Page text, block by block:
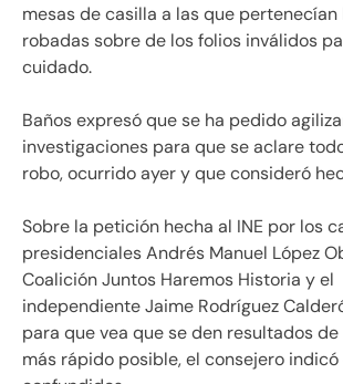
mesas de casilla a las que
robadas sobre de los folios inválidos
cuidado.
Baños expresó que se ha pedido
investigaciones para que se aclare
robo, ocurrido ayer y que consideró
Sobre la petición hecha al INE por los
presidenciales Andrés Manuel López
Coalición Juntos Haremos Historia y el
independiente Jaime Rodríguez
para que vea que se den resultados
más rápido posible, el consejero